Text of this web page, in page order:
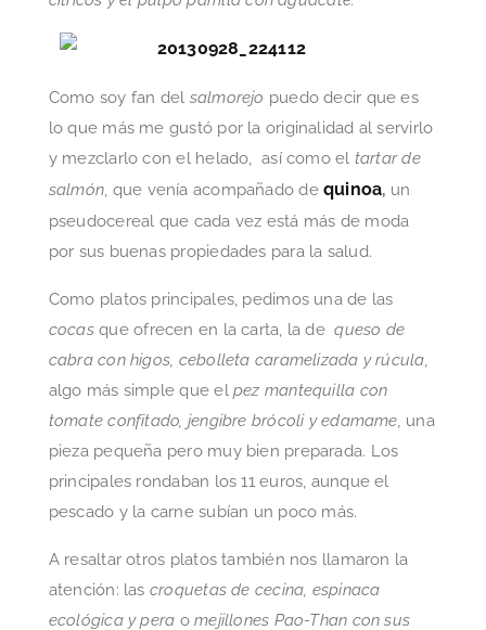
Como soy fan del salmorejo puedo decir que es
lo que más me gustó por la originalidad al servirlo
y mezclarlo con el helado, así como el tartar de
salmón, que venía acompañado dequinoa, un
pseudocereal que cada vez está más de moda
por sus buenas propiedades para la salud.
Como platos principales, pedimos una de las
cocasque ofrecen en la carta, la de queso de
cabra con higos, cebolleta caramelizada y rúcula,
algo más simple que el pez mantequilla con
tomate confitado, jengibre brócoli y edamame, una
pieza pequeña pero muy bien preparada. Los
principales rondaban los 11 euros, aunque el
pescado y la carne subían un poco más.
A resaltar otros platos también nos llamaron la
atención: las croquetas de cecina, espinaca
ecológica y pera omejillones Pao-Than con sus